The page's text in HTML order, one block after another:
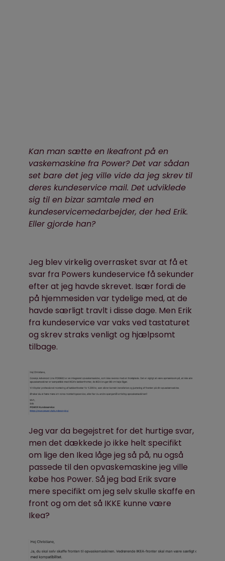
Kan man sætte en Ikeafront på en
vaskemaskine fra Power? Det var sådan
set bare det jeg ville vide da jeg skrev til
deres kundeservice mail. Det udviklede
sig til en bizar samtale med en
kundeservicemedarbejder, der hed Erik.
Eller gjorde han?
Jeg blev virkelig overrasket svar at få et
svar fra Powers kundeservice få sekunder
efter at jeg havde skrevet. Især fordi de
på hjemmesiden var tydelige med, at de
havde særligt travlt i disse dage. Men Erik
fra kundeservice var vaks ved tastaturet
og skrev straks venligt og hjælpsomt
tilbage.
Jeg var da begejstret for det hurtige svar,
men det dækkede jo ikke helt specifikt
om lige den Ikea låge jeg så på, nu også
passede til den opvaskemaskine jeg ville
købe hos Power. Så jeg bad Erik svare
mere specifikt om jeg selv skulle skaffe en
front og om det så IKKE kunne være
Ikea?